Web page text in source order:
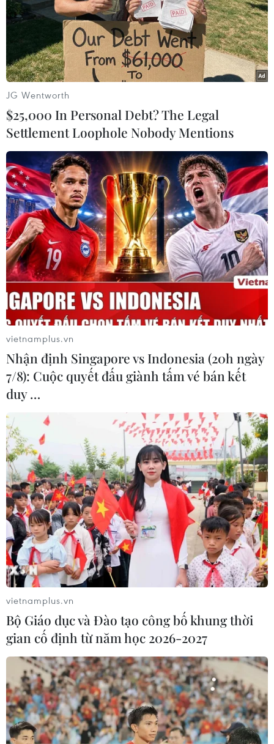
Hình phạt đối với lái xe
uống rượu bia của một số nước
14/05/2019 09:13
Ngày càng nhiều vụ tai nạn giao thông xảy ra do người
điều khiển phương tiện uống rượu, bia. Nhiều nước ban
hành đạo luật nghiêm khắc đối với tài xế sử dụng bia,
rượu khi tham gia giao thông.
Australia chính thức áp dụng phạt nặng
lái xe uống rượu
20/05/2019 12:08
Từ đêm 20/5, bang New South Wales của Australia
chính thức áp dụng hình thức xử phạt treo bằng lái xe
đối với những lái xe uống rượu, ngay cả khi nồng độ
cồn ở mức thấp nhất.
JG Wentworth
$25,000 In Personal Debt? The Legal
Settlement Loophole Nobody Mentions
vietnamplus.vn
Nhận định Singapore vs Indonesia (20h ngày
7/8): Cuộc quyết đấu giành tấm vé bán kết
duy …
vietnamplus.vn
Bộ Giáo dục và Đào tạo công bố khung thời
gian cố định từ năm học 2026-2027